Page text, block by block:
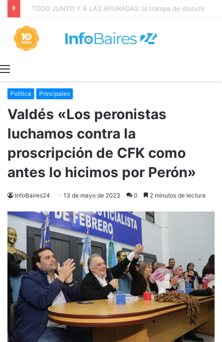
TODO JUNTO Y A LAS APURADAS: la trampa de discutir la propiedad privada como si fuera una sola cosa
Política Principales
Valdés «Los peronistas
luchamos contra la
proscripción de CFK como
antes lo hicimos por Perón»
InfoBaires24 13 de mayo de 2023 0 2 minutos de lectura